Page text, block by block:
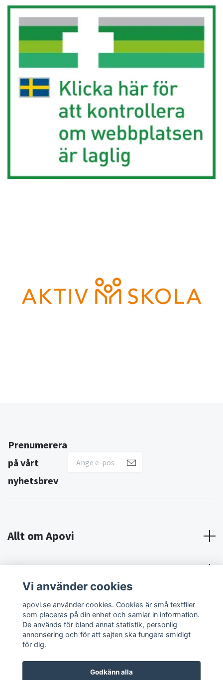
Prenumerera
på vårt
nyhetsbrev
Allt om Apovi
Om Apovi
Sociala medier
Vi använder cookies
apovi.se använder cookies. Cookies är små textfiler
som placeras på din enhet och samlar in information.
De används för bland annat statistik, personlig
annonsering och för att sajten ska fungera smidigt
för dig.
Godkänn alla